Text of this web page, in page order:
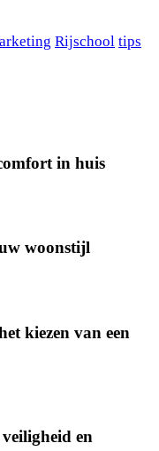
Rijschool tips
in huis
woonstijl
kiezen van een
en